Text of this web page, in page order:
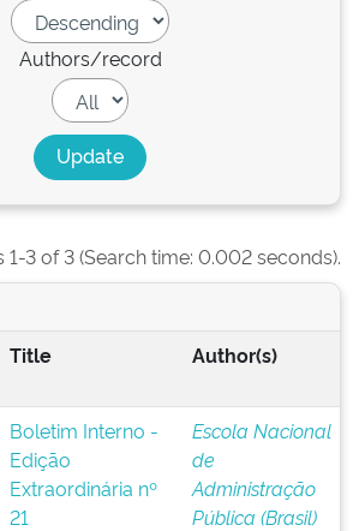
Authors/record
1-3 of 3 (Search time: 0.002 seconds).
Title Author(s)
Boletim Interno -
Edição
Extraordinária nº
21
Escola Nacional
de
Administração
Pública (Brasil)